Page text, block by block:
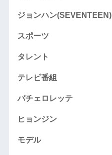
ジョンハン(SEVENTEEN)
スポーツ
タレント
テレビ番組
バチェロレッテ
ヒョンジン
モデル